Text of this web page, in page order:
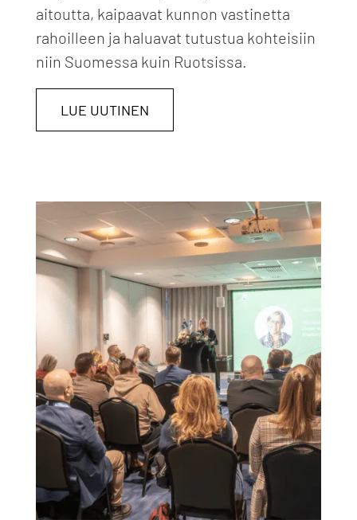
aitoutta, kaipaavat kunnon vastinetta
rahoilleen ja haluavat tutustua kohteisiin
niin Suomessa kuin Ruotsissa.
LUE UUTINEN